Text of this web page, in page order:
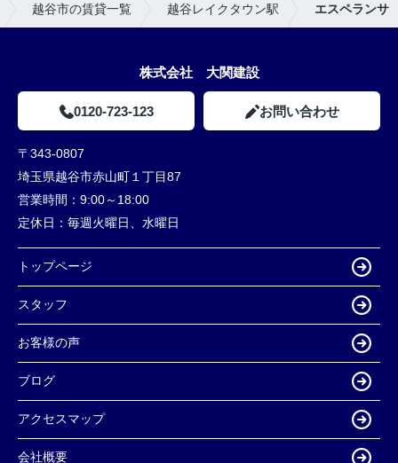
越谷市の賃貸一覧 越谷レイクタウン駅 エスペランサ
株式会社 大関建設
0120-723-123 お問い合わせ
〒343-0807
埼玉県越谷市赤山町１丁目87
営業時間： 9:00～18:00
定休日： 毎週火曜日、水曜日
トップページ
スタッフ
お客様の声
ブログ
アクセスマップ
会社概要